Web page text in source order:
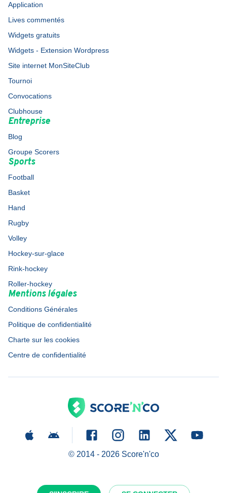
Application
Lives commentés
Widgets gratuits
Widgets - Extension Wordpress
Site internet MonSiteClub
Tournoi
Convocations
Clubhouse
Entreprise
Blog
Groupe Scorers
Sports
Football
Basket
Hand
Rugby
Volley
Hockey-sur-glace
Rink-hockey
Roller-hockey
Mentions légales
Conditions Générales
Politique de confidentialité
Charte sur les cookies
Centre de confidentialité
© 2014 - 2026Score'n'co